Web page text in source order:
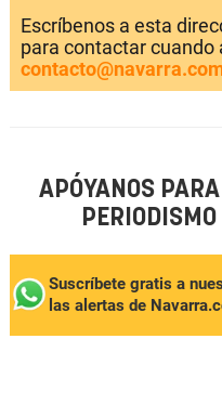
Escríbenos a esta
para contactar cuando
APÓYANOS
Suscríbete gratis a
las alertas de